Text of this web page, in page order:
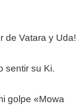
de Vatara y Uda!
sentir su Ki.
golpe «Mowa